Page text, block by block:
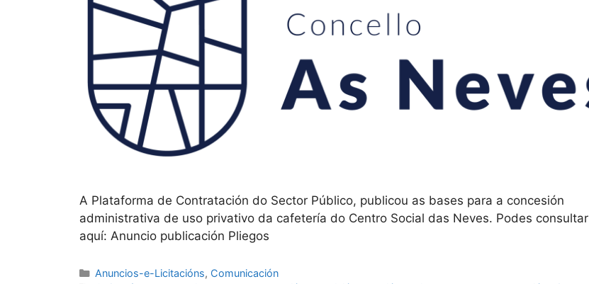
A Plataforma de Contratación do Sector Público, publicou as bases para a concesión
administrativa de uso privativo da cafetería do Centro Social das Neves. Podes consultar
aquí: Anuncio publicación Pliegos
Anuncios-e-Licitacións, Comunicación